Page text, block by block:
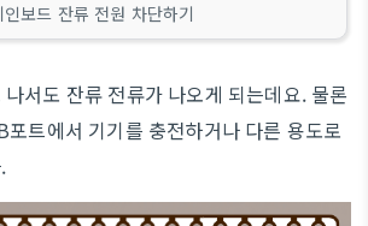
보드 잔류 전원 차단하기
서도 잔류 전류가 나오게 되는데요. 물론
트에서 기기를 충전하거나 다른 용도로